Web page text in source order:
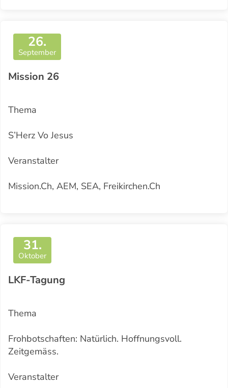
26.
September
Mission 26
Thema
S’Herz Vo Jesus
Veranstalter
Mission.ch, AEM, SEA, Freikirchen.ch
31.
Oktober
LKF-Tagung
Thema
Frohbotschaften: Natürlich. Hoffnungsvoll.
Zeitgemäss.
Veranstalter